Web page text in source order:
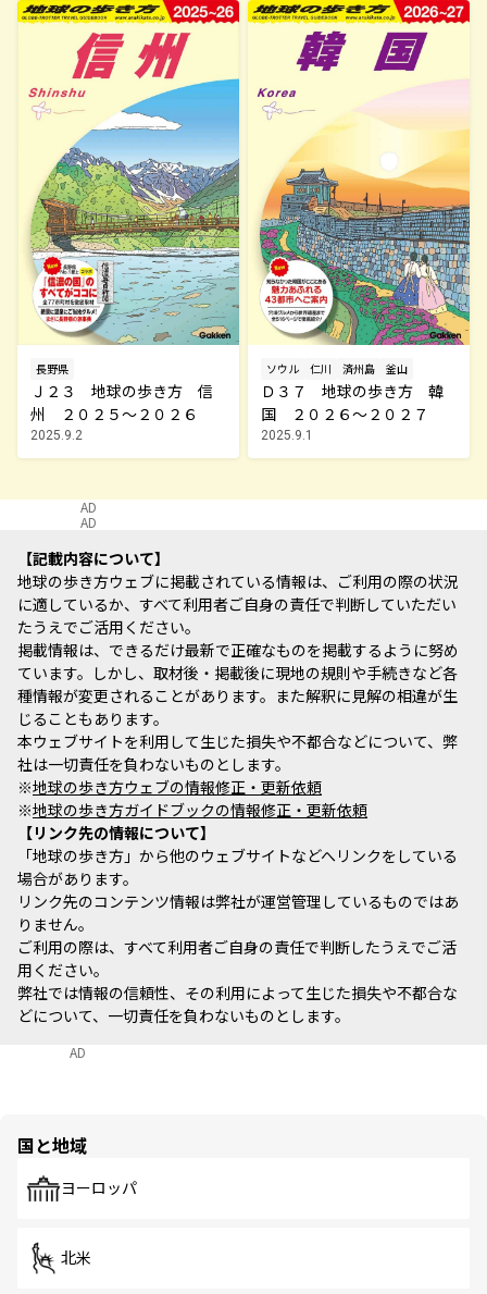
長野県
Ｊ２３ 地球の歩き方 信
州 ２０２５～２０２６
2025.9.2
ソウル 仁川 済州島 釜山
Ｄ３７ 地球の歩き方 韓
国 ２０２６～２０２７
2025.9.1
AD
AD
記載内容について
地球の歩き方ウェブに掲載されている情報は、ご利用の際の状況
に適しているか、すべて利用者ご自身の責任で判断していただい
たうえでご活用ください。
掲載情報は、できるだけ最新で正確なものを掲載するように努め
ています。しかし、取材後・掲載後に現地の規則や手続きなど各
種情報が変更されることがあります。また解釈に見解の相違が生
じることもあります。
本ウェブサイトを利用して生じた損失や不都合などについて、弊
社は一切責任を負わないものとします。
※地球の歩き方ウェブの情報修正・更新依頼
※地球の歩き方ガイドブックの情報修正・更新依頼
リンク先の情報について
「地球の歩き方」から他のウェブサイトなどへリンクをしている
場合があります。
リンク先のコンテンツ情報は弊社が運営管理しているものではあ
りません。
ご利用の際は、すべて利用者ご自身の責任で判断したうえでご活
用ください。
弊社では情報の信頼性、その利用によって生じた損失や不都合な
どについて、一切責任を負わないものとします。
AD
国と地域
ヨーロッパ
北米